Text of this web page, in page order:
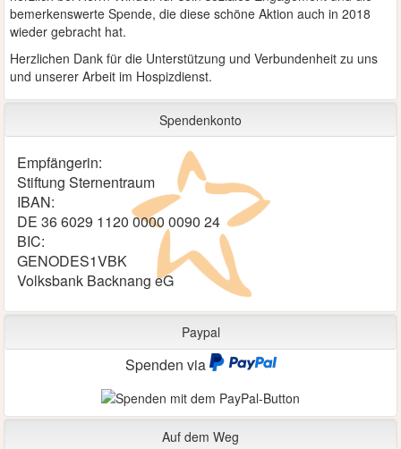
bemerkenswerte Spende, die diese schöne Aktion auch in 2018
wieder gebracht hat.
Herzlichen Dank für die Unterstützung und Verbundenheit zu uns
und unserer Arbeit im Hospizdienst.
Spendenkonto
Empfängerin:
Stiftung Sternentraum
IBAN:
DE 36 6029 1120 0000 0090 24
BIC:
GENODES1VBK
Volksbank Backnang eG
Paypal
Spenden via
Auf dem Weg